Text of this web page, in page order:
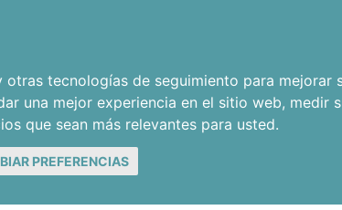
tecnologías de seguimiento para mejorar
una mejor experiencia en el sitio web, medir
que sean más relevantes para usted.
PREFERENCIAS